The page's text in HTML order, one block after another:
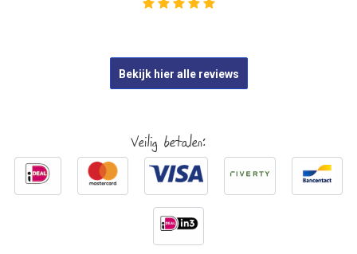
Bekijk hier alle reviews
Veilig betalen: